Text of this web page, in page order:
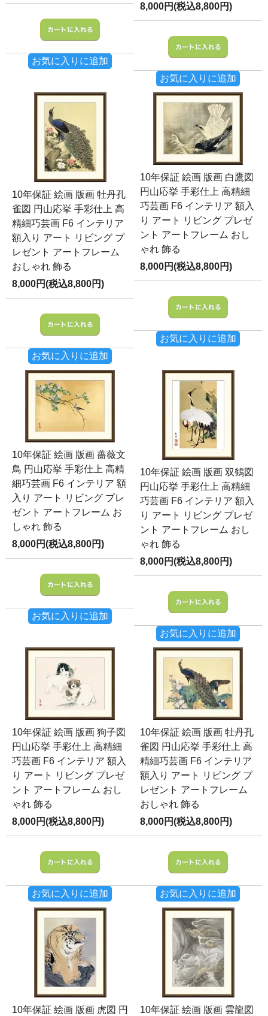
お気に入りに追加
8,000円(税込8,800円)
お気に入りに追加
10年保証 絵画 版画 牡丹孔
雀図 円山応挙 手彩仕上 高
精細巧芸画 F6 インテリア
額入り アート リビング プ
レゼント アートフレーム
おしゃれ 飾る
8,000円(税込8,800円)
お気に入りに追加
10年保証 絵画 版画 白鷹図
円山応挙 手彩仕上 高精細
巧芸画 F6 インテリア 額入
り アート リビング プレゼ
ント アートフレーム おし
ゃれ 飾る
8,000円(税込8,800円)
お気に入りに追加
10年保証 絵画 版画 薔薇文
鳥 円山応挙 手彩仕上 高精
細巧芸画 F6 インテリア 額
入り アート リビング プレ
ゼント アートフレーム お
しゃれ 飾る
8,000円(税込8,800円)
お気に入りに追加
10年保証 絵画 版画 双鶴図
円山応挙 手彩仕上 高精細
巧芸画 F6 インテリア 額入
り アート リビング プレゼ
ント アートフレーム おし
ゃれ 飾る
8,000円(税込8,800円)
お気に入りに追加
10年保証 絵画 版画 狗子図
円山応挙 手彩仕上 高精細
巧芸画 F6 インテリア 額入
り アート リビング プレゼ
ント アートフレーム おし
ゃれ 飾る
8,000円(税込8,800円)
お気に入りに追加
10年保証 絵画 版画 牡丹孔
雀図 円山応挙 手彩仕上 高
精細巧芸画 F6 インテリア
額入り アート リビング プ
レゼント アートフレーム
おしゃれ 飾る
8,000円(税込8,800円)
お気に入りに追加
10年保証 絵画 版画 虎図 円 10年保証 絵画 版画 雲龍図